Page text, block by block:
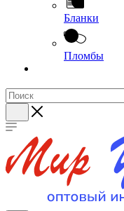
Бланки
Пломбы